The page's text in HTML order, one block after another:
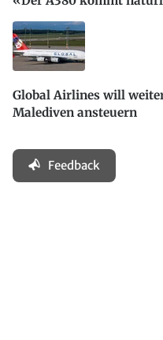
Global Airlines will
Malediven ansteuern
Feedback